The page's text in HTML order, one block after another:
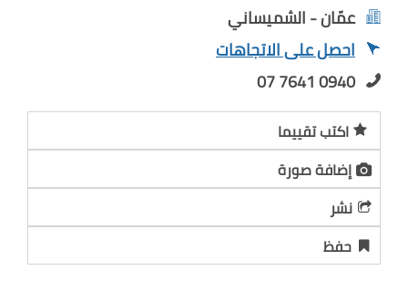
عمّان - الشميساني
احصل على الاتجاهات
07 7641 0940
اكتب تقييما
إضافة صورة
نشر
حفظ